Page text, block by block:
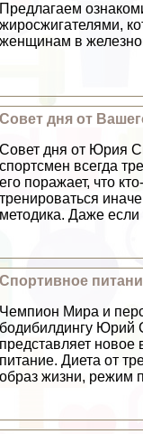
Предлагаем
жиросжигателями,
женщинам в
Совет дня от
Совет дня от Юрия
спортсмен всегда
его поражает, что
тренироваться
методика. Даже если
Спортивное
Чемпион Мира и
бодибилдингу Юрий
представляет
питание. Диета от
образ жизни, режим